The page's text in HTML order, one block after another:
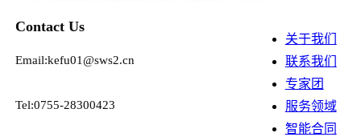
Contact Us
Email:kefu01@sws2.cn
Tel:0755-28300423
关于我们
联系我们
专家团
服务领域
智能合同